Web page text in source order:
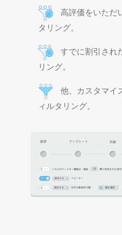
高評価をいただ
タリング。
すでに割引され
リング。
他、カスタマイ
ィルタリング。